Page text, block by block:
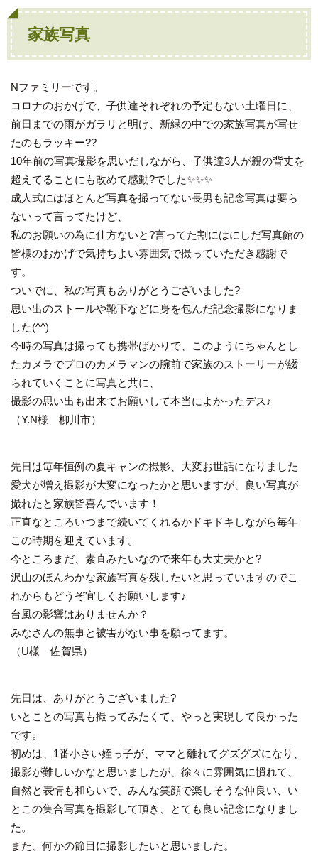
家族写真
Nファミリーです。
コロナのおかげで、子供達それぞれの予定もない土曜日に、
前日までの雨がガラリと明け、新緑の中での家族写真が写せ
たのもラッキー??
10年前の写真撮影を思いだしながら、子供達3人が親の背丈を
超えてることにも改めて感動?でした✨✨✨
成人式にはほとんど写真を撮ってない長男も記念写真は要ら
ないって言ってたけど、
私のお願いの為に仕方ないと?言ってた割にはにしだ写真館の
皆様のおかげで気持ちよい雰囲気で撮っていただき感謝で
す。
ついでに、私の写真もありがとうございました?
思い出のストールや靴下などに身を包んだ記念撮影になりま
した(^^)
今時の写真は撮っても携帯ばかりで、このようにちゃんとし
たカメラでプロのカメラマンの腕前で家族のストーリーが綴
られていくことに写真と共に、
撮影の思い出も出来てお願いして本当によかったデス♪
（Y.N様 柳川市）
先日は毎年恒例の夏キャンの撮影、大変お世話になりました
愛犬が増え撮影が大変になったかと思いますが、良い写真が
撮れたと家族皆喜んでいます！
正直なところいつまで続いてくれるかドキドキしながら毎年
この時期を迎えています。
今ところまだ、素直みたいなので来年も大丈夫かと?
沢山のほんわかな家族写真を残したいと思っていますのでこ
れからもどうぞ宜しくお願いします♪
台風の影響はありませんか？
みなさんの無事と被害がない事を願ってます。
（U様 佐賀県）
先日は、ありがとうございました?
いとことの写真も撮ってみたくて、やっと実現して良かった
です。
初めは、1番小さい姪っ子が、ママと離れてグズグズになり、
撮影が難しいかなと思いましたが、徐々に雰囲気に慣れて、
自然と表情も和らいで、みんな笑顔で楽しそうな仲良い、い
とこの集合写真を撮影して頂き、とても良い記念になりまし
た。
また、何かの節目に撮影したいと思いました。